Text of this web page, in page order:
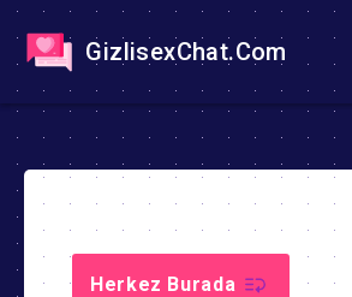
GizlisexChat.Com
Herkez Burada